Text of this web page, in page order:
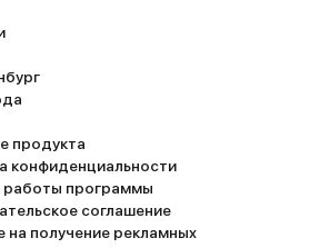
продукта
конфиденциальности
работы программы
соглашение
на получение рекламных